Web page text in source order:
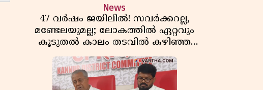
News
47 വർഷം ജയിലിൽ! സവർക്കറല്ല,
മണ്ടേലയുമല്ല; ലോകത്തിൽ ഏറ്റവും
കൂടുതൽ കാലം തടവിൽ കഴിഞ്ഞ
രാഷ്ട്രീയ തടവുകാരൻ ഇദ്ദേഹം! ഒരു
ഇന്ത്യൻ സ്വാതന്ത്ര്യസമര സേനാനിയുടെ
വേറിട്ട കഥ